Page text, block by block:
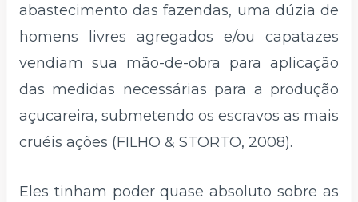
abastecimento das fazendas, uma dúzia de
homens livres agregados e/ou capatazes
vendiam sua mão-de-obra para aplicação
das medidas necessárias para a produção
açucareira, submetendo os escravos as mais
cruéis ações (FILHO & STORTO, 2008).
Eles tinham poder quase absoluto sobre as